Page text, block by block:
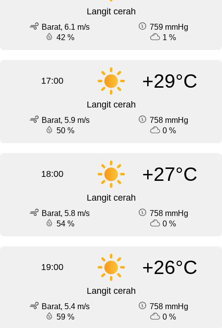
Langit cerah
Barat, 6.1 m/s
759 mmHg
42 %
1 %
17:00 +29°C
Langit cerah
Barat, 5.9 m/s
758 mmHg
50 %
0 %
18:00 +27°C
Langit cerah
Barat, 5.8 m/s
758 mmHg
54 %
0 %
19:00 +26°C
Langit cerah
Barat, 5.4 m/s
758 mmHg
59 %
0 %